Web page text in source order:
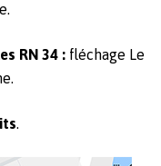
RN 34 : fléchage Le
.